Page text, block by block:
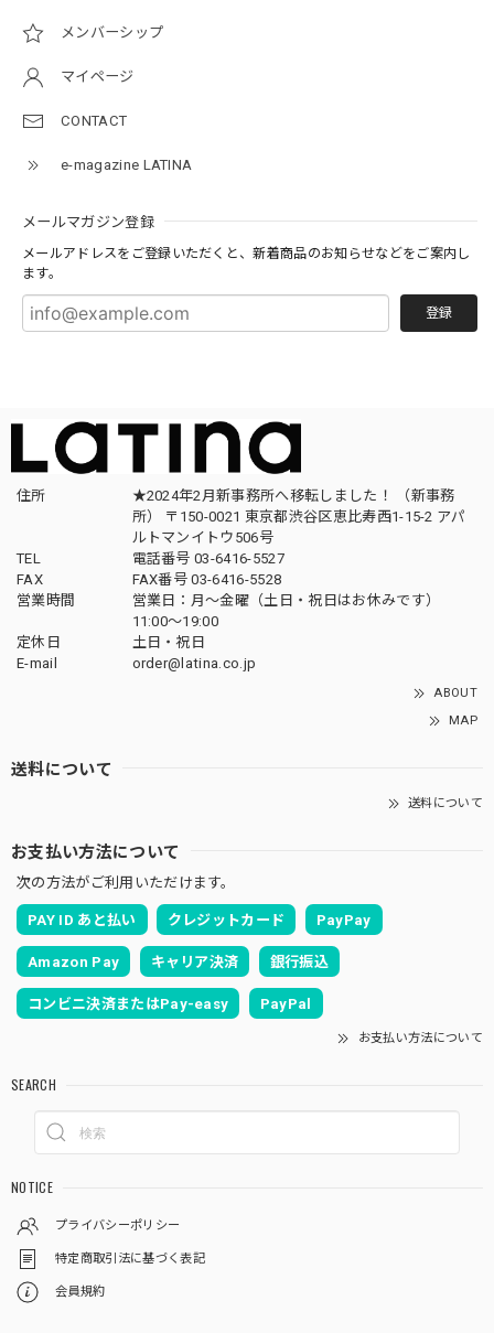
メンバーシップ
マイページ
CONTACT
e-magazine LATINA
メールマガジン登録
メールアドレスをご登録いただくと、新着商品のお知らせなどをご案内し
ます。
登録
住所
★2024年2月新事務所へ移転しました！ （新事務
所） 〒150-0021 東京都渋谷区恵比寿西1-15-2 アパ
ルトマンイトウ506号
TEL
電話番号 03-6416-5527
FAX
FAX番号 03-6416-5528
営業時間
営業日：月〜金曜（土日・祝日はお休みです）
11:00〜19:00
定休日
土日・祝日
E-mail
order@latina.co.jp
ABOUT
MAP
送料について
送料について
お支払い方法について
次の方法がご利用いただけます。
PAY ID あと払い クレジットカード PayPay
Amazon Pay キャリア決済 銀行振込
コンビニ決済またはPay-easy PayPal
お支払い方法について
SEARCH
NOTICE
プライバシーポリシー
特定商取引法に基づく表記
会員規約